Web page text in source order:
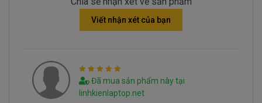
Hình nhận biết pin dell Vostro 3555 bi hư
Batery Dell Vostro 3555 tai sao hư
Viết nhận xét của bạn
Đã mua sản phẩm này tại
linhkienlaptop.net